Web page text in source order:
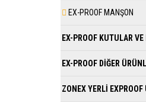
EX-PROOF MANŞON
EX-PROOF KUTULAR VE
EX-PROOF DİĞER
ZONEX YERLİ EXPROOF